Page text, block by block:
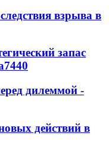
взрыва в
запас
7440
дилеммой -
действий в